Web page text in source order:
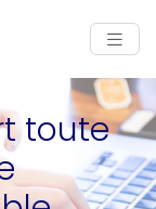
toute